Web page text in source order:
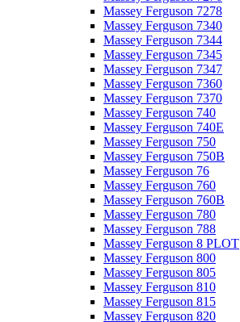
Massey Ferguson 7278
Massey Ferguson 7340
Massey Ferguson 7344
Massey Ferguson 7345
Massey Ferguson 7347
Massey Ferguson 7360
Massey Ferguson 7370
Massey Ferguson 740
Massey Ferguson 740E
Massey Ferguson 750
Massey Ferguson 750B
Massey Ferguson 76
Massey Ferguson 760
Massey Ferguson 760B
Massey Ferguson 780
Massey Ferguson 788
Massey Ferguson 8 PLOT
Massey Ferguson 800
Massey Ferguson 805
Massey Ferguson 810
Massey Ferguson 815
Massey Ferguson 820